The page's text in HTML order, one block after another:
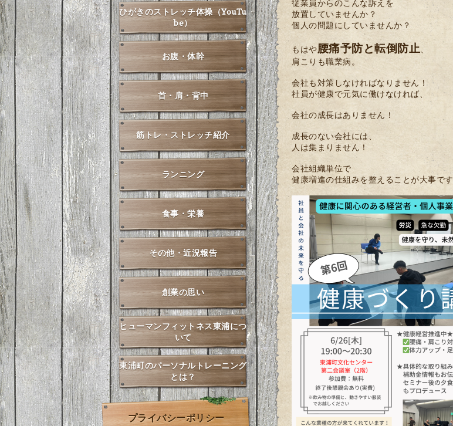
従業員からのこんな訴えを
放置していませんか？
個人の問題にしていませんか？
もはや腰痛予防と転倒防止
肩こりも職業病。
会社も対策しなければなりません！
社員が健康で元気に働けなければ、
会社の成長はありません！
成長のない会社には、
人は集まりません！
会社組織単位で
健康増進の仕組みを整えることが大事です
ひがきのストレッチ体操（YouTu
be）
お腹・体幹
首・肩・背中
筋トレ・ストレッチ紹介
ランニング
食事・栄養
その他・近況報告
創業の思い
ヒューマンフィットネス東浦につ
いて
東浦町のパーソナルトレーニング
とは？
プライバシーポリシー